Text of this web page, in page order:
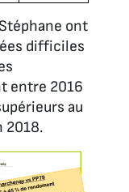
ont
difficiles
entre 2016
au
2018.